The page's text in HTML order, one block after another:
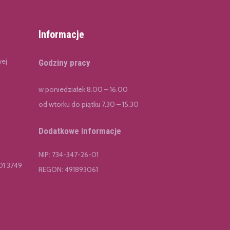
3749
Informacje
Godziny pracy
w poniedziałek 8.00 – 16.00
od wtorku do piątku 7.30 – 15.30
Dodatkowe informacje
NIP: 734-347-26-01
REGON: 491893061